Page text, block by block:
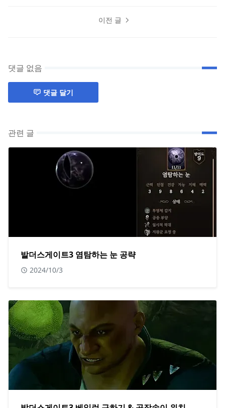
이전 글
댓글 없음
댓글 달기
관련 글
발더스게이트3 염탐하는 눈 공략
2024/10/3